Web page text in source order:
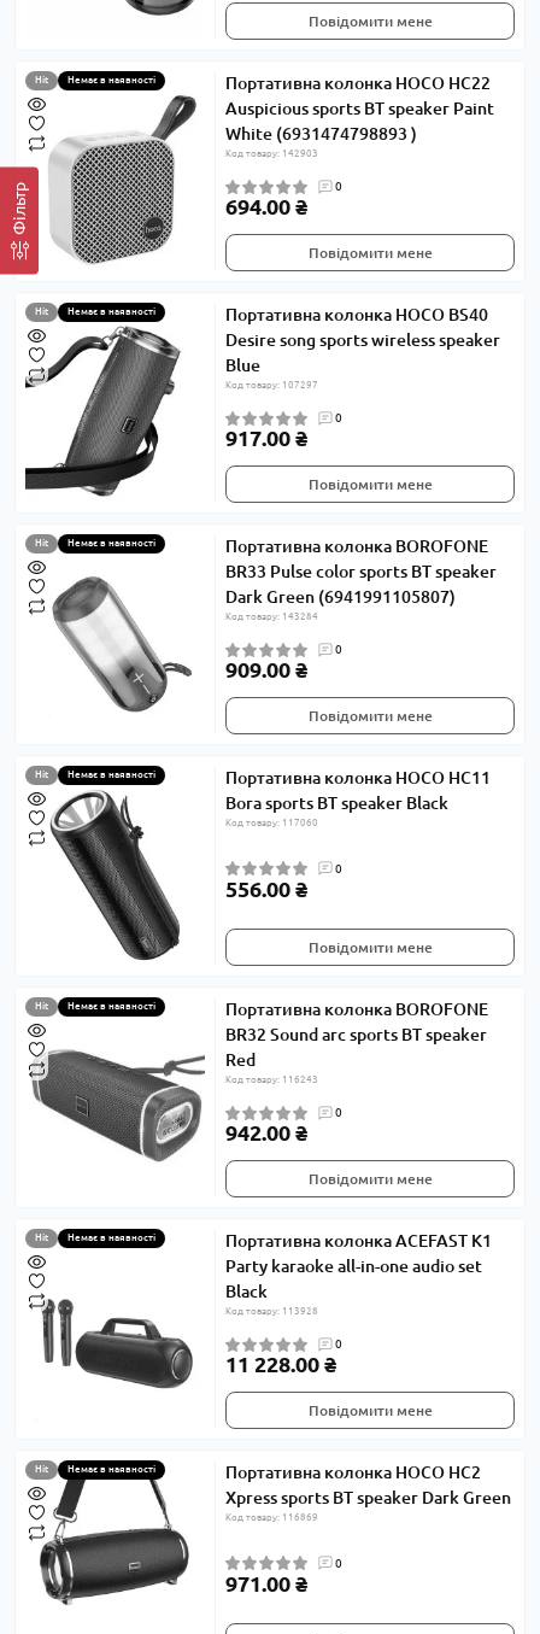
Фільтр
Повідомити мене
Hit Немає в наявності
Портативна колонка HOCO HC22
Auspicious sports BT speaker Paint
White (6931474798893 )
Код товару: 142903
0
694.00 ₴
Повідомити мене
Hit Немає в наявності
Портативна колонка HOCO BS40
Desire song sports wireless speaker
Blue
Код товару: 107297
0
917.00 ₴
Повідомити мене
Hit Немає в наявності
Портативна колонка BOROFONE
BR33 Pulse color sports BT speaker
Dark Green (6941991105807)
Код товару: 143284
0
909.00 ₴
Повідомити мене
Hit Немає в наявності
Портативна колонка HOCO HC11
Bora sports BT speaker Black
Код товару: 117060
0
556.00 ₴
Повідомити мене
Hit Немає в наявності
Портативна колонка BOROFONE
BR32 Sound arc sports BT speaker
Red
Код товару: 116243
0
942.00 ₴
Повідомити мене
Hit Немає в наявності
Портативна колонка ACEFAST K1
Party karaoke all-in-one audio set
Black
Код товару: 113928
0
11 228.00 ₴
Повідомити мене
Hit Немає в наявності
Портативна колонка HOCO HC2
Xpress sports BT speaker Dark Green
Код товару: 116869
0
971.00 ₴